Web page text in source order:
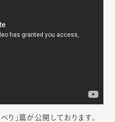
り」篇が公開しております。